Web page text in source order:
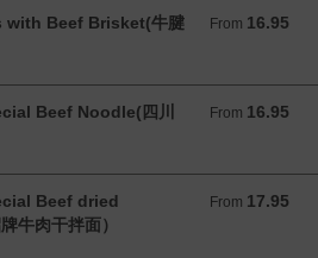
with Beef Brisket(牛腱
From 16.95
From 16.95 CAD
Beef Noodle(四川
From 16.95
From 16.95 CAD
Beef dried
牛肉干拌面）
From 17.95
From 17.95 CAD